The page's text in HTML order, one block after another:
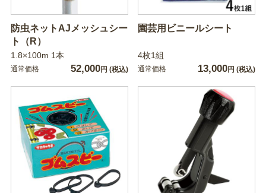
防虫ネットAJメッシュシー
ト（R）
1.8×100m 1本
通常価格 52,000円 (税込)
園芸用ビニールシート
4枚1組
通常価格 13,000円 (税込)